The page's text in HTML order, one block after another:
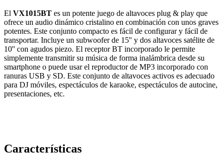
El VX1015BT es un potente juego de altavoces plug & play que
ofrece un audio dinámico cristalino en combinación con unos graves
potentes. Este conjunto compacto es fácil de configurar y fácil de
transportar. Incluye un subwoofer de 15'' y dos altavoces satélite de
10'' con agudos piezo. El receptor BT incorporado le permite
simplemente transmitir su música de forma inalámbrica desde su
smartphone o puede usar el reproductor de MP3 incorporado con
ranuras USB y SD. Este conjunto de altavoces activos es adecuado
para DJ móviles, espectáculos de karaoke, espectáculos de autocine,
presentaciones, etc.
Características